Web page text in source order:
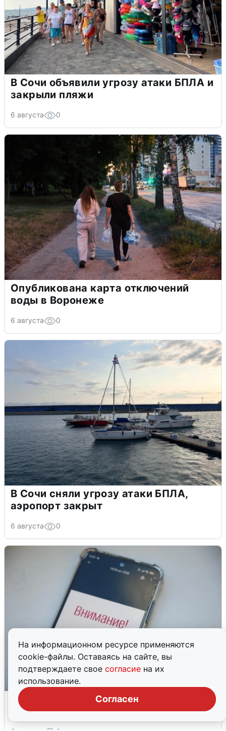
На информационном ресурсе применяются
cookie-файлы. Оставаясь на сайте, вы
подтверждаете свое согласие на их
использование.
Согласен
В Сочи объявили угрозу атаки БПЛА и
закрыли пляжи
6 августа 0
Опубликована карта отключений
воды в Воронеже
6 августа 0
В Сочи сняли угрозу атаки БПЛА,
аэропорт закрыт
6 августа 0
Ракетная опасность в Свердловской
области: что известно